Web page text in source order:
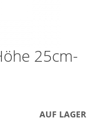
25cm-
AUF LAGER